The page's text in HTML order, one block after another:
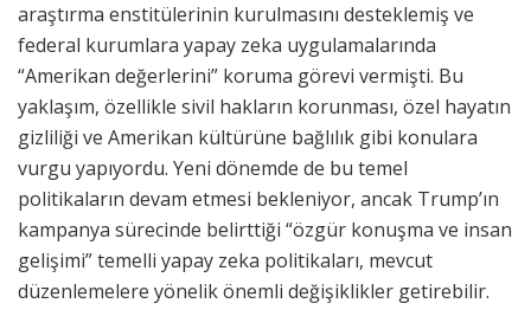
araştırma enstitülerinin kurulmasını desteklemiş ve
federal kurumlara yapay zeka uygulamalarında
“Amerikan değerlerini” koruma görevi vermişti. Bu
yaklaşım, özellikle sivil hakların korunması, özel hayatın
gizliliği ve Amerikan kültürüne bağlılık gibi konulara
vurgu yapıyordu. Yeni dönemde de bu temel
politikaların devam etmesi bekleniyor, ancak Trump’ın
kampanya sürecinde belirttiği “özgür konuşma ve insan
gelişimi” temelli yapay zeka politikaları, mevcut
düzenlemelere yönelik önemli değişiklikler getirebilir.